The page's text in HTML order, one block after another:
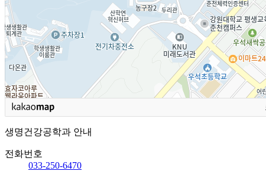
생명건강공학과 안내
전화번호
033-250-6470